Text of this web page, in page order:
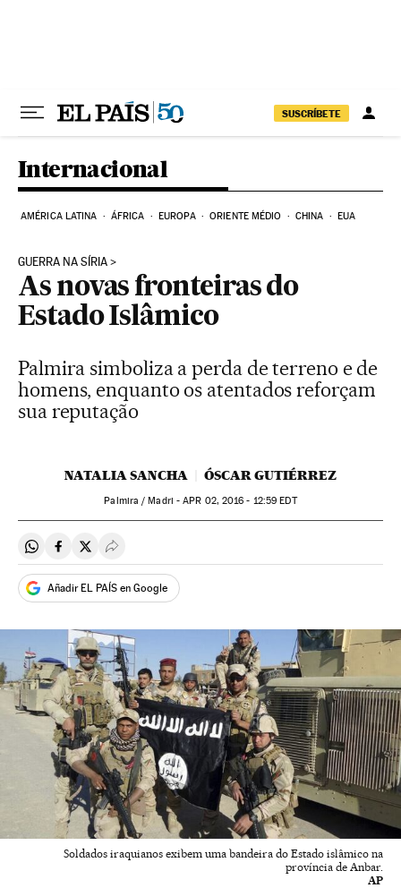
SUSCRÍBETE
Internacional
AMÉRICA LATINA ÁFRICA EUROPA ORIENTE MÉDIO CHINA EUA
GUERRA NA SÍRIA
As novas fronteiras do
Estado Islâmico
Palmira simboliza a perda de terreno e de
homens, enquanto os atentados reforçam
sua reputação
NATALIA SANCHA ÓSCAR GUTIÉRREZ
Palmira / Madri -APR 02, 2016 - 12:59 EDT
Compartir en Whatsapp
Compartir en Facebook
Compartir en Twitter
Desplegar Redes Sociales
Añadir EL PAÍS en Google
Soldados iraquianos exibem uma bandeira do Estado islâmico na
província de Anbar.
AP